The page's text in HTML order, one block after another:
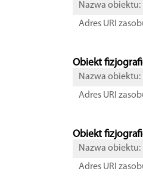
Nazwa obiektu:
Adres URI
Obiekt
Nazwa obiektu:
Adres URI
Obiekt
Nazwa obiektu:
Adres URI